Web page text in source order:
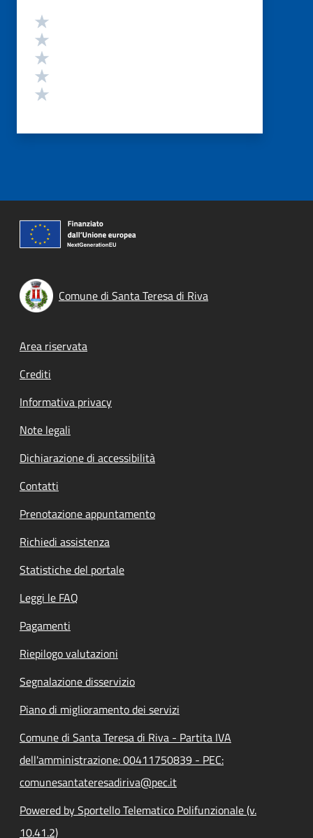
Valutazione
Comune di Santa Teresa di Riva
Footer menu
Area riservata
Crediti
Informativa privacy
Note legali
Dichiarazione di accessibilità
Contatti
Prenotazione appuntamento
Richiedi assistenza
Statistiche del portale
Leggi le FAQ
Pagamenti
Riepilogo valutazioni
Segnalazione disservizio
Piano di miglioramento dei servizi
Comune di Santa Teresa di Riva - Partita IVA
dell'amministrazione: 00411750839 - PEC:
comunesantateresadiriva@pec.it
Powered by Sportello Telematico Polifunzionale (v.
10.41.2)